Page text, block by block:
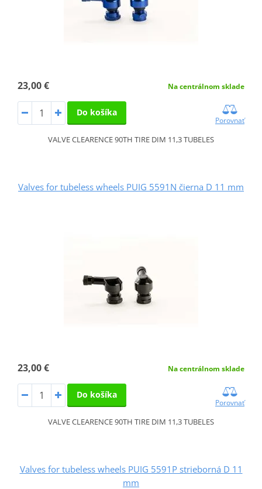
23,00 € Na centrálnom sklade
Do košíka
Porovnať
VALVE CLEARENCE 90TH TIRE DIM 11,3 TUBELES
Valves for tubeless wheels PUIG 5591N čierna D 11 mm
23,00 € Na centrálnom sklade
Do košíka
Porovnať
VALVE CLEARENCE 90TH TIRE DIM 11,3 TUBELES
Valves for tubeless wheels PUIG 5591P strieborná D 11
mm